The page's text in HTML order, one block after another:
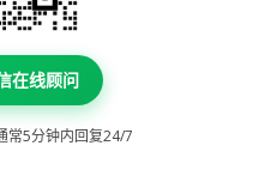
在线顾问
常5分钟内回复24/7